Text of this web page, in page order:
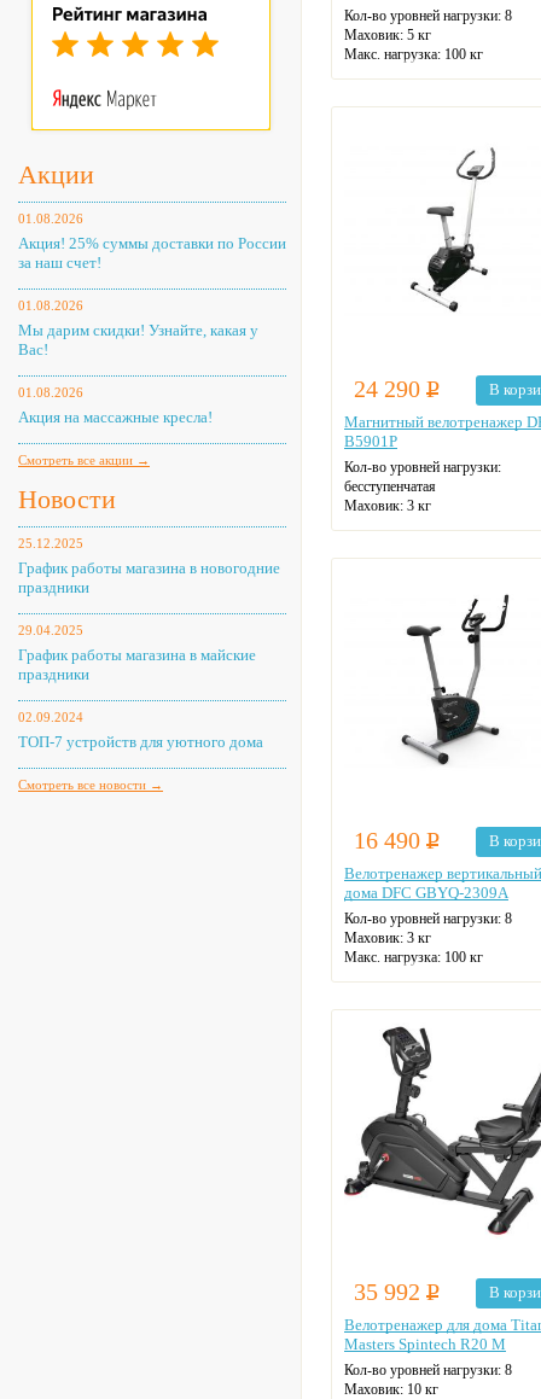
Акции
01.08.2026
Акция! 25% суммы доставки по России
за наш счет!
01.08.2026
Мы дарим скидки! Узнайте, какая у
Вас!
01.08.2026
Акция на массажные кресла!
Смотреть все акции →
Новости
25.12.2025
График работы магазина в новогодние
праздники
29.04.2025
График работы магазина в майские
праздники
02.09.2024
ТОП-7 устройств для уютного дома
Смотреть все новости →
Кол-во уровней нагрузки: 8
Маховик: 5 кг
Макс. нагрузка: 100 кг
24 290 Р
В
Магнитный велотренажер
B5901P
Кол-во уровней нагрузки:
бесступенчатая
Маховик: 3 кг
Цвет: белый
16 490 Р
В
Велотренажер
дома DFC GBYQ-2309A
Кол-во уровней нагрузки: 8
Маховик: 3 кг
Макс. нагрузка: 100 кг
35 992 Р
В
Велотренажер для дома
Masters Spintech R20 M
Кол-во уровней нагрузки: 8
Маховик: 10 кг